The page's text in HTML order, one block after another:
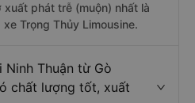
phát trễ (muộn) nhất là
Trọng Thủy Limousine.
Ninh Thuận từ Gò
chất lượng tốt, xuất